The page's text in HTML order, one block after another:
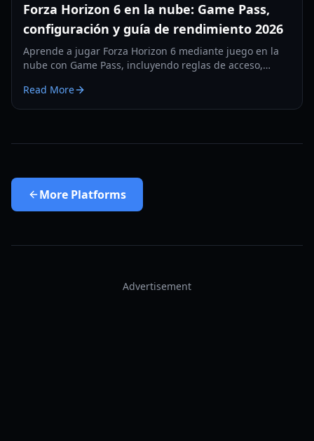
Forza Horizon 6 en la nube: Game Pass,
configuración y guía de rendimiento 2026
Aprende a jugar Forza Horizon 6 mediante juego en la
nube con Game Pass, incluyendo reglas de acceso,
carreras más fluidas.
Read More
More Platforms
Advertisement